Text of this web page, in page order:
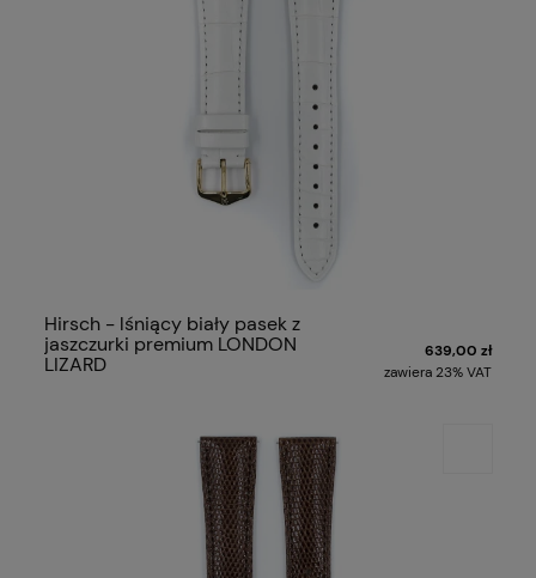
Hirsch - lśniący biały pasek z
jaszczurki premium LONDON
LIZARD
639,00 zł
zawiera 23% VAT